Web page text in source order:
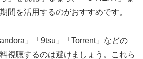
間を活用するのがおすすめです。
」「9tsu」「Torrent」などの
視聴するのは避けましょう。これら